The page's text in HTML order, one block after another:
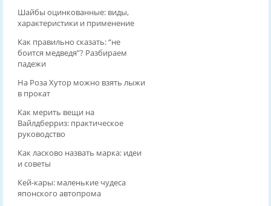
Шайбы оцинкованные: виды,
характеристики и применение
Как правильно сказать: “не
боится медведя”? Разбираем
падежи
На Роза Хутор можно взять лыжи
в прокат
Как мерить вещи на
Вайлдберриз: практическое
руководство
Как ласково назвать марка: идеи
и советы
Кей-кары: маленькие чудеса
японского автопрома